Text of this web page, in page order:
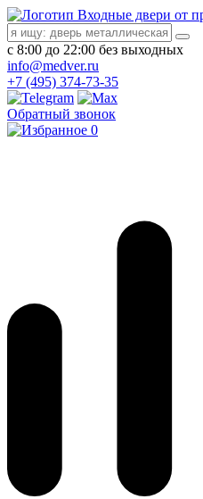
Входные двери от
с 8:00 до 22:00 без выходных
info@medver.ru
+7 (495) 374-73-35
Обратный звонок
0